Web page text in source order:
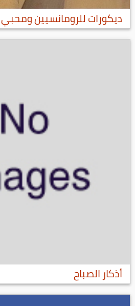
ديكورات للرومانسيين ومحبي
أذكار الصباح